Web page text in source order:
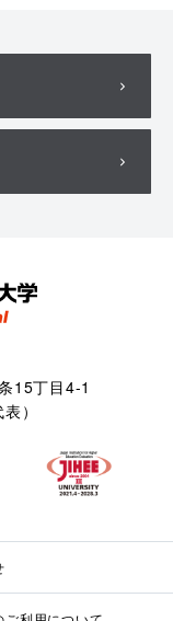
15丁目4-1
表）